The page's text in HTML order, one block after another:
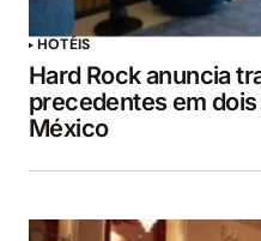
HOTÉIS
Hard Rock anuncia
precedentes em
México